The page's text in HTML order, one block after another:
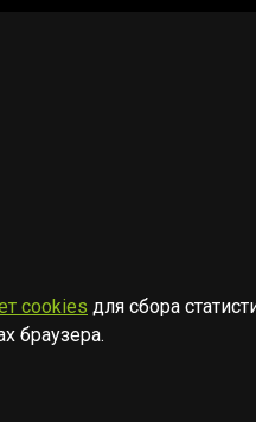
Muzik Room, 2023-2026
cookies для сбора
браузера.